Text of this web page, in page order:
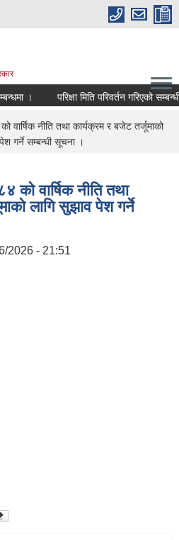
। परिक्षा मिति परिवर्तन गरिएको
नीति तथा कार्यक्रम र बजेट तर्जूमाको
गर्ने सम्बन्धी सूचना ।
को वार्षिक नीति तथा
लागि सुझाव पेश गर्ने
2026 - 21:51